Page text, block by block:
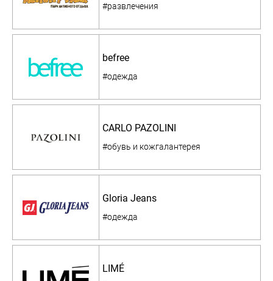
#развлечения
befree
#одежда
CARLO PAZOLINI
#обувь и кожгалантерея
Gloria Jeans
#одежда
LIMÉ